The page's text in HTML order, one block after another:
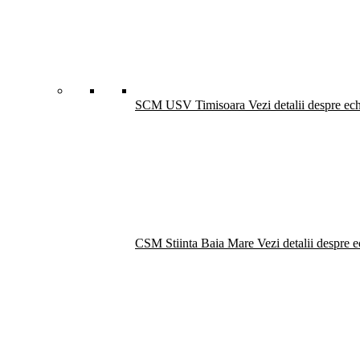
SCM USV Timisoara Vezi detalii despre
CSM Stiinta Baia Mare Vezi detalii despre